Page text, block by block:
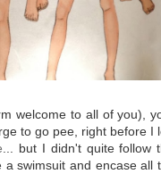
welcome to all of you),
to go pee, right before I
... but I didn't quite follow
swimsuit and encase